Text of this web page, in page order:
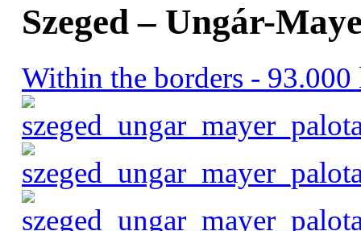
Szeged – Ungár-
Within the borders - 93.000